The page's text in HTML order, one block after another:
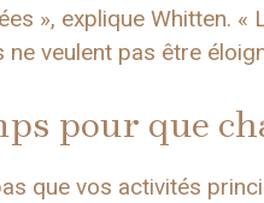
», explique Whitten.
veulent pas être
pour que
que vos activités